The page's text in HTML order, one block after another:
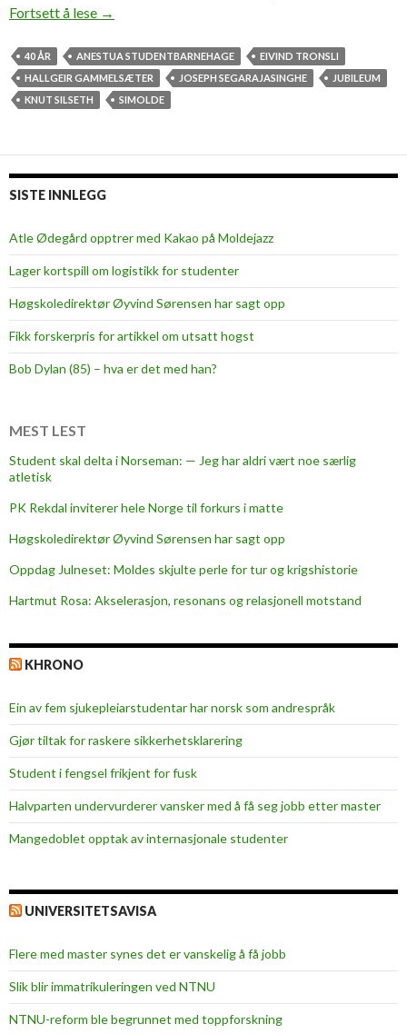
Fortsett å lese S
r
e
k
d
t
s
m
s
k
d
e
i
e
t
0
r
s
j
u
i
l
m
→
40 ÅR ANESTUA STUDENTBARNEHAGE
EIVIND TRONSLI
HALLGEIR GAMMELSÆTER
JOSEPH SEGARAJASINGHE
JUBILEUM
KNUT SILSETH
SIMOLDE
SISTE INNLEGG
Atle Ødegård opptrer med Kakao på Moldejazz
Lager kortspill om logistikk for studenter
Høgskoledirektør Øyvind Sørensen har sagt opp
Fikk forskerpris for artikkel om utsatt hogst
Bob Dylan (85) – hva er det med han?
MEST LEST
Student skal delta i Norseman: — Jeg har aldri vært noe særlig
atletisk
PK Rekdal inviterer hele Norge til forkurs i matte
Høgskoledirektør Øyvind Sørensen har sagt opp
Oppdag Julneset: Moldes skjulte perle for tur og krigshistorie
Hartmut Rosa: Akselerasjon, resonans og relasjonell motstand
KHRONO
Ein av fem sjukepleiar­studentar har norsk som andrespråk
Gjør tiltak for raskere sikkerhets­klarering
Student i fengsel frikjent for fusk
Halvparten undervurderer vansker med å få seg jobb etter master
Mangedoblet opptak av internasjonale studenter
UNIVERSITETSAVISA
Flere med master synes det er vanskelig å få jobb
Slik blir immatrikuleringen ved NTNU
NTNU-reform ble begrunnet med toppforskning